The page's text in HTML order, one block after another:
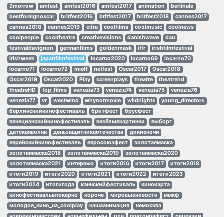
2morrow amfest amfest2016 amfest2017 animation
berlinale
bestforeignoscar
britfest2016 britfest2017 britfest2018
cannes2017
cannes2018
cannes2019 cifra coolfilms coolmusic
coolnews
coolpeople
cooltheatre creativevisions danishwave
dau
festivaldavignon
germanfilms goldenmask iffr
irishfilmfestival
irishweek
japanfilmfestival locarno2020 locarno69
locarno70
locarno71
locarno72 mieff netfest Oscar2017
Oscar2018
Oscar2019
Oscar2020 Play screenplays theatre
theatrehd
theatreHD
top_films venezia73 venezia74 venezia75
venezia76
venezia77
vr westwind whynotmovie wildnights
young_directors
берлинскийкинофестиваль
бритфест
брусфест
венецианскийкинофестиваль
весёлыекартинки
выборг
датскаяволна
деньзащитникаотечества
дикиеночи
еврейскийкинофестиваль
евросоюзфест
золотаямаска
золотаямаска2018
золотаямаска2019
золотаямаска2020
золотаямаска2021
интервью итоги2016 итоги2017
итоги2018
итоги2019
итоги2020 итоги2021 итоги2022
итоги2023
итоги2024
итогигода каннскийфестиваль
кинокарта
кинофестивальвлокарно
короче мировыеновости
ммкф
молодое_кино_на_coolplay
нашаанимация
немосква